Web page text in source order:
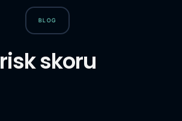
BLOG
risk skoru